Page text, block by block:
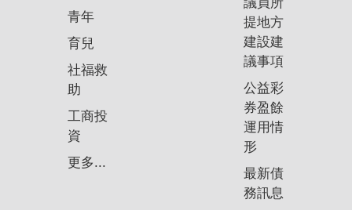
青年
育兒
社福救
助
工商投
資
更多...
提地方
建設建
議事項
公益彩
券盈餘
運用情
形
最新債
務訊息